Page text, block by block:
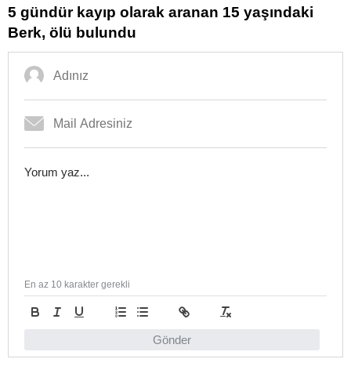
5 gündür kayıp olarak aranan 15 yaşındaki
Berk, ölü bulundu
Gönder
En az 10 karakter gerekli